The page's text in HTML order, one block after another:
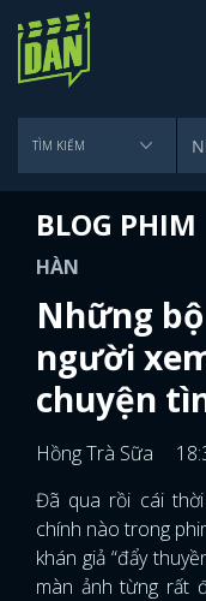
BLOG PHIM
HÀN
Những
người
chuyện
Hồng Trà Sữa
Đã qua rồi cái
chính nào trong
khán giả “đẩy
màn ảnh từng rất